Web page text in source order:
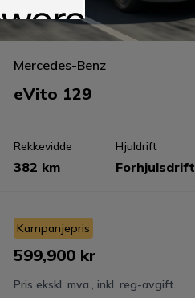
Mercedes-Benz
eVito 129
Rekkevidde
382 km
Hjuldrift
Forhjulsdrift
Kampanjepris
599,900 kr
Pris ekskl. mva., inkl. reg-avgift.